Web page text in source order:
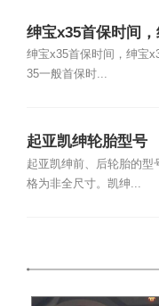
绅宝x35首保时间
公里
绅宝x35首保时间，绅宝
35一般首保时...
起亚凯绅轮胎型号
起亚凯绅前、后轮胎的型
格为非全尺寸。凯绅...